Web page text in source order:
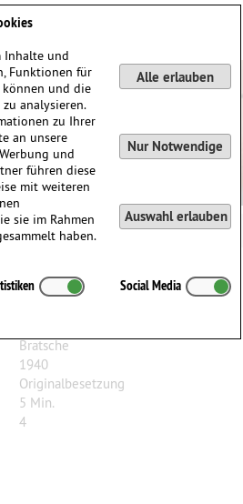
Bratsche
1940
Originalbesetzung
5 Min.
4
Inhalte und
Funktionen für
und die
analysieren.
zu Ihrer
an unsere
und
führen diese
mit weiteren
sie im Rahmen
haben.
Alle erlauben
Nur Notwendige
Auswahl erlauben
Social Media